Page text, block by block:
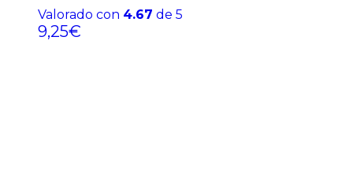
Valorado con 4.67 de 5
9,25€